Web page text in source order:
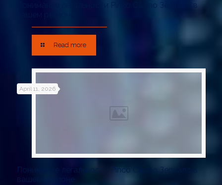
Понимание легальности Pinco Casino Зеркало в
Read more
April 11, 2026
Понимание легальности Pinco Casino Зеркало в
вашем регионе